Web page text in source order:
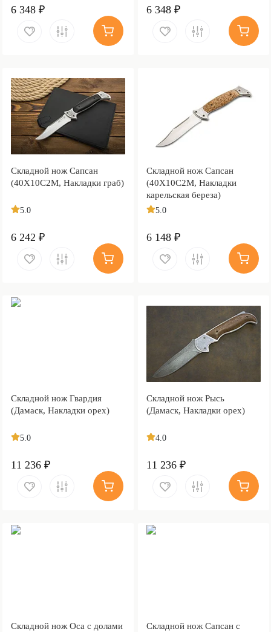
6 348 ₽ 6 348 ₽
Складной нож Сапсан
(40Х10С2М, Накладки граб)
5.0
6 242 ₽
Складной нож Сапсан
(40Х10С2М, Накладки
карельская береза)
5.0
6 148 ₽
Складной нож Гвардия
(Дамаск, Накладки орех)
5.0
11 236 ₽
Складной нож Рысь
(Дамаск, Накладки орех)
4.0
11 236 ₽
Складной нож Оса с долами
Складной нож Сапсан с